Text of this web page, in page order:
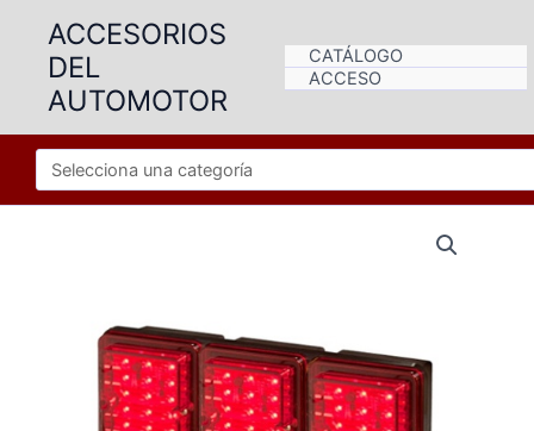
contenido
ACCESORIOS
DEL
AUTOMOTOR
CATÁLOGO
ACCESO